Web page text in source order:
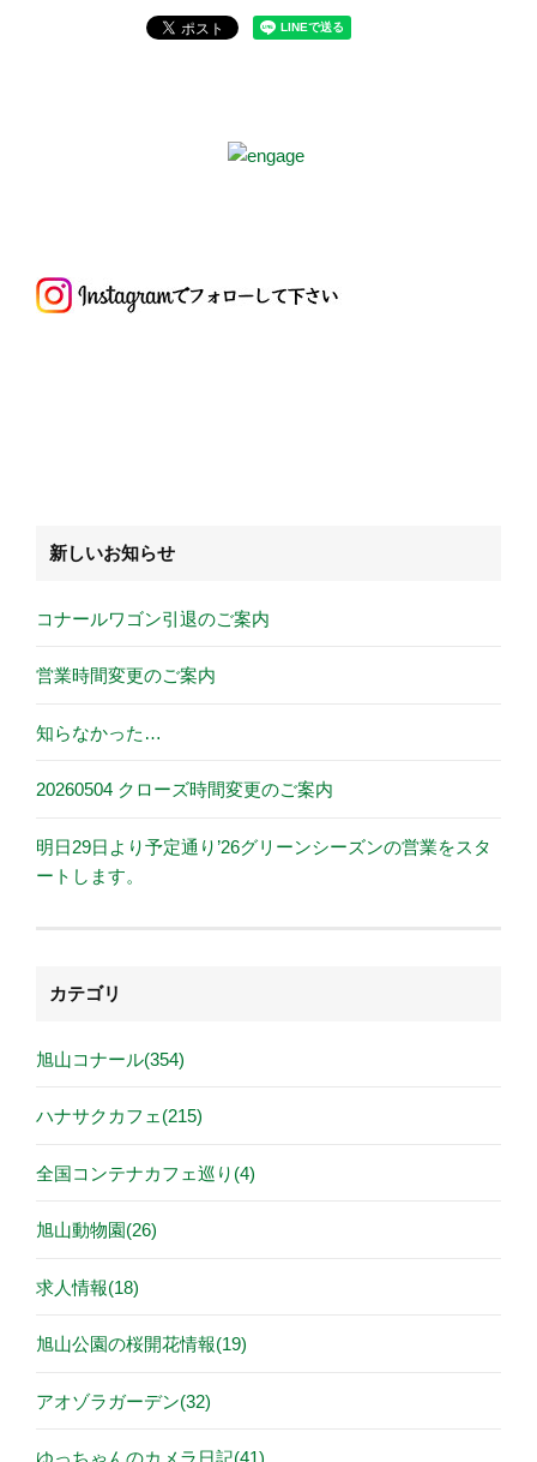
新しいお知らせ
コナールワゴン引退のご案内
営業時間変更のご案内
知らなかった…
20260504 クローズ時間変更のご案内
明日29日より予定通り’26グリーンシーズンの営業をスタ
ートします。
カテゴリ
旭山コナール(354)
ハナサクカフェ(215)
全国コンテナカフェ巡り(4)
旭山動物園(26)
求人情報(18)
旭山公園の桜開花情報(19)
アオゾラガーデン(32)